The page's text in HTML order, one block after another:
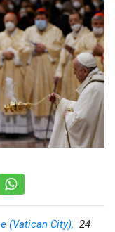
(Vatican City), 24